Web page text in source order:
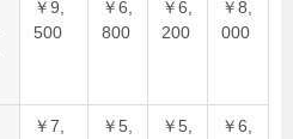
￥9,
500
￥6,
800
￥6,
200
￥8,
000
￥7,
￥5,
￥5,
￥6,